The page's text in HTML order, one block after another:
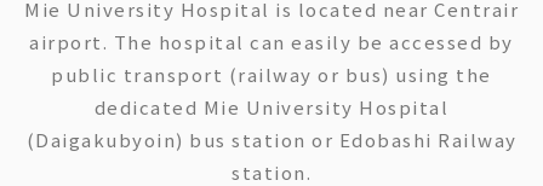
Mie University Hospital is located near Centrair
airport. The hospital can easily be accessed by
public transport (railway or bus) using the
dedicated Mie University Hospital
(Daigakubyoin) bus station or Edobashi Railway
station.